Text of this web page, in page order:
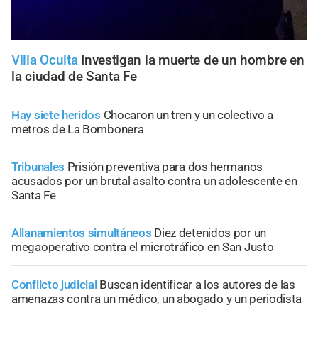
Villa Oculta Investigan la muerte de un hombre en
la ciudad de Santa Fe
Hay siete heridos Chocaron un tren y un colectivo a
metros de La Bombonera
Tribunales Prisión preventiva para dos hermanos
acusados por un brutal asalto contra un adolescente en
Santa Fe
Allanamientos simultáneos Diez detenidos por un
megaoperativo contra el microtráfico en San Justo
Conflicto judicial Buscan identificar a los autores de las
amenazas contra un médico, un abogado y un periodista